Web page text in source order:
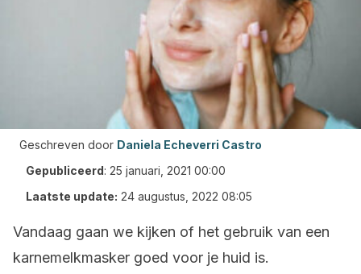
Geschreven door Daniela Echeverri Castro
Gepubliceerd: 25 januari, 2021 00:00
Laatste update: 24 augustus, 2022 08:05
Vandaag gaan we kijken of het gebruik van een
karnemelkmasker goed voor je huid is.